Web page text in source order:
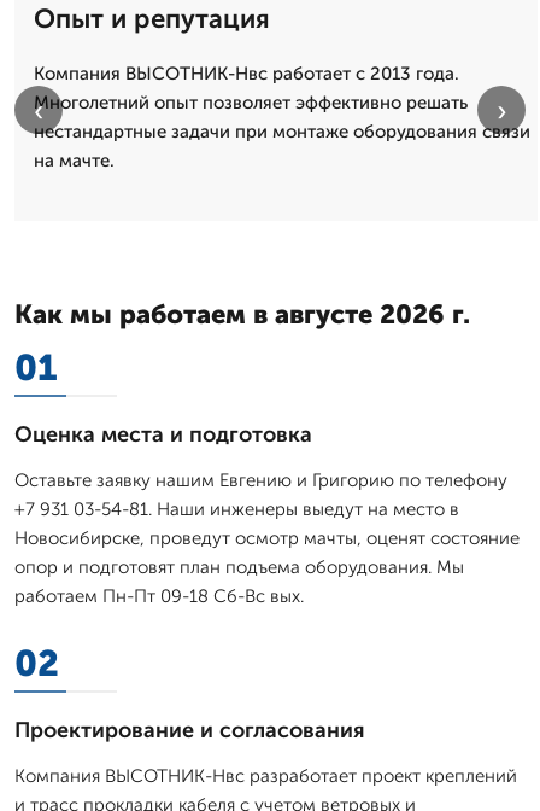
Опыт и репутация
Компания ВЫСОТНИК-Нвс работает с 2013 года.
Многолетний опыт позволяет эффективно решать
нестандартные задачи при монтаже оборудования связи
на мачте.
‹ ›
Как мы работаем в августе 2026 г.
01
Оценка места и подготовка
Оставьте заявку нашим Евгению и Григорию по телефону
+7 931 03-54-81. Наши инженеры выедут на место в
Новосибирске, проведут осмотр мачты, оценят состояние
опор и подготовят план подъема оборудования. Мы
работаем Пн-Пт 09-18 Сб-Вс вых.
02
Проектирование и согласования
Компания ВЫСОТНИК-Нвс разработает проект креплений
и трасс прокладки кабеля с учетом ветровых и